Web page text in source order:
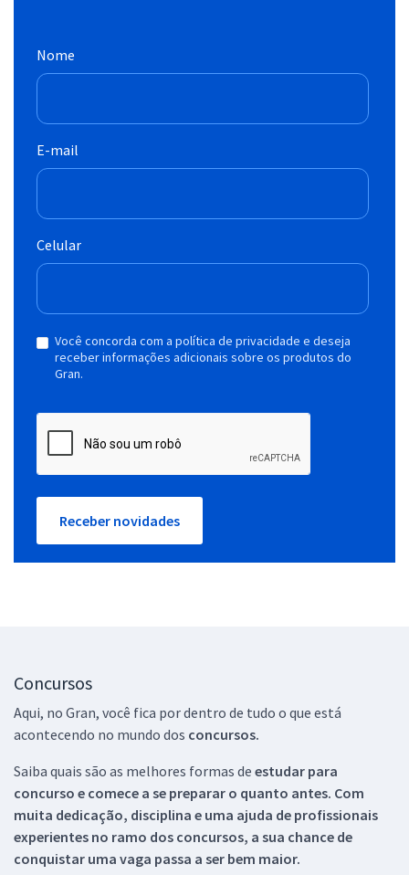
Nome
E-mail
Celular
Você concorda com a política de privacidade e deseja
receber informações adicionais sobre os produtos do
Gran.
Receber novidades
Concursos
Aqui, no Gran, você fica por dentro de tudo o que está
acontecendo no mundo dos concursos.
Saiba quais são as melhores formas de estudar para
concurso e comece a se preparar o quanto antes. Com
muita dedicação, disciplina e uma ajuda de profissionais
experientes no ramo dos concursos, a sua chance de
conquistar uma vaga passa a ser bem maior.